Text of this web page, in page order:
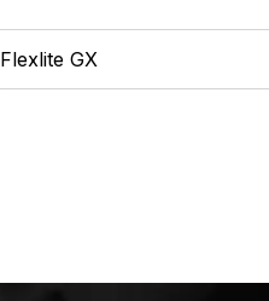
Flexlite GX